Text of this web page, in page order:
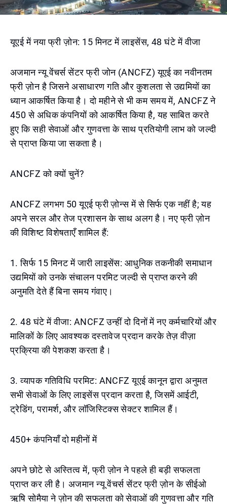
यूएई में नया फ्री ज़ोन: 15 मिनट में लाइसेंस, 48 घंटे में वीजा
अजमान न्यू वेंचर्स सेंटर फ्री जोन (ANCFZ) यूएई का नवीनतम
फ्री ज़ोन है जिसने असाधारण गति और कुशलता से उद्यमियों का
ध्यान आकर्षित किया है। दो महीने से भी कम समय में, ANCFZ ने
450 से अधिक कंपनियों को आकर्षित किया है, यह साबित करते
हुए कि सही सेवाओं और गुणवत्ता के साथ प्रतियोगी लाभ को जल्दी
से प्राप्त किया जा सकता है।
ANCFZ को क्यों चुनें?
ANCFZ लगभग 50 यूएई फ्री ज़ोन्स में से सिर्फ एक नहीं है; यह
अपने सरल और तेज प्रशासन के साथ अलग है। नए फ्री ज़ोन
की विशिष्ट विशेषताएँ शामिल हैं:
1. सिर्फ 15 मिनट में जारी लाइसेंस: आधुनिक तकनीकी समाधान
उद्यमियों को उनके संचालन परमिट जल्दी से प्राप्त करने की
अनुमति देते हैं बिना समय गंवाए।
2. 48 घंटे में वीजा: ANCFZ उन्हीं दो दिनों में नए कर्मचारियों और
मालिकों के लिए आवश्यक दस्तावेज प्रदान करके तेज़ वीज़ा
प्रक्रिया की पेशकश करता है।
3. व्यापक गतिविधि परमिट: ANCFZ यूएई कानून द्वारा अनुमत
सभी सेवाओं के लिए लाइसेंस प्रदान करता है, जिसमें आईटी,
ट्रेडिंग, परामर्श, और लॉजिस्टिक्स सेक्टर शामिल हैं।
450+ कंपनियाँ दो महीनों में
अपने छोटे से अस्तित्व में, फ्री ज़ोन ने पहले ही बड़ी सफलता
प्राप्त कर ली है। अजमान न्यू वेंचर्स सेंटर फ्री ज़ोन के सीईओ
ऋषि सोमैया ने ज़ोन की सफलता को सेवाओं की गुणवत्ता और गति